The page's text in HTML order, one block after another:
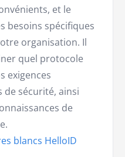
et le
besoins spécifiques
organisation. Il
quel protocole
exigences
de sécurité, ainsi
de
blancs HelloID